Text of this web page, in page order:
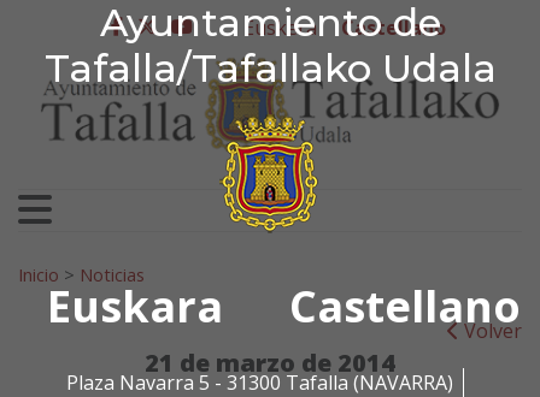
Ayuntamiento de
Tafalla/Tafallako Udala
Euskara Castellano
Plaza Navarra 5 - 31300 Tafalla (NAVARRA)
Ir al contenido
Ayuntamiento de
facebook
twitter
youtube
Euskera Castellano
Search for:
Inicio > Noticias
Volver
21 de marzo de 2014